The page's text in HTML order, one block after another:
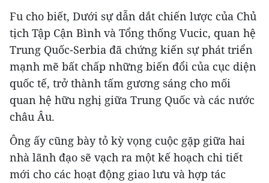
Fu cho biết, Dưới sự dẫn dắt chiến lược của Chủ
tịch Tập Cận Bình và Tổng thống Vucic, quan hệ
Trung Quốc-Serbia đã chứng kiến sự phát triển
mạnh mẽ bất chấp những biến đổi của cục diện
quốc tế, trở thành tấm gương sáng cho mối
quan hệ hữu nghị giữa Trung Quốc và các nước
châu Âu.
Ông ấy cũng bày tỏ kỳ vọng cuộc gặp giữa hai
nhà lãnh đạo sẽ vạch ra một kế hoạch chi tiết
mới cho các hoạt động giao lưu và hợp tác